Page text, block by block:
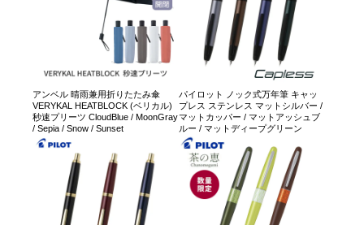
アンベル 晴雨兼用折りたたみ傘
VERYKAL HEATBLOCK (ベリカル)
秒速プリーツ CloudBlue / MoonGray
/ Sepia / Snow / Sunset
パイロット ノック式万年筆 キャッ
プレス ステンレス マットシルバー /
マットカッパー / マットアッシュブ
ルー / マットディープグリーン